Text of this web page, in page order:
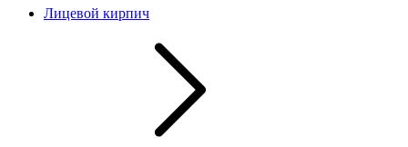
Лицевой кирпич